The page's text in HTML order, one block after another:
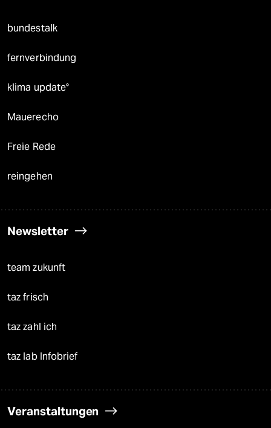
bundestalk
fernverbindung
klima update°
Mauerecho
Freie Rede
reingehen
Newsletter
team zukunft
taz frisch
taz zahl ich
taz lab Infobrief
Veranstaltungen